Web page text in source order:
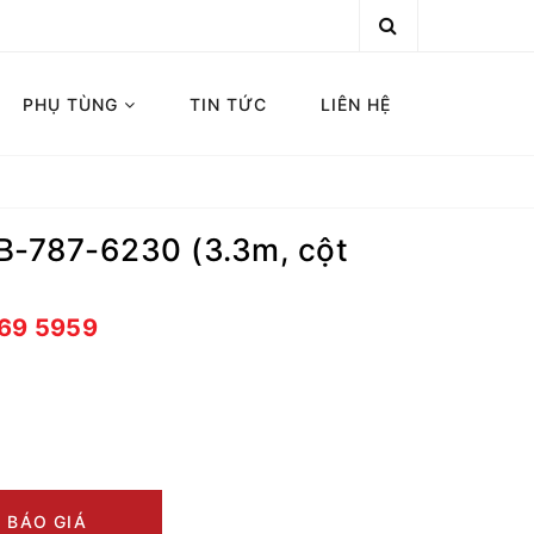
PHỤ TÙNG TIN TỨC LIÊN HỆ
787-6230 (3.3m, cột
5959
BÁO GIÁ